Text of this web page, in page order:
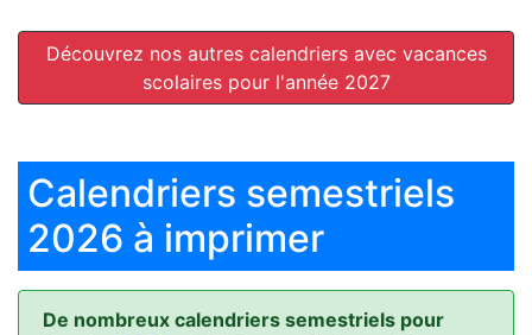
Découvrez nos autres calendriers avec vacances
scolaires pour l'année 2027
Calendriers semestriels
2026 à imprimer
De nombreux calendriers semestriels pour